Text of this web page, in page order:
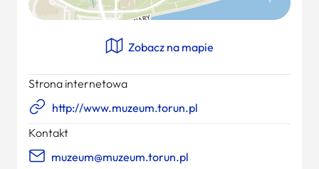
Zobacz na mapie
Strona internetowa
http://www.muzeum.torun.pl
Kontakt
muzeum@muzeum.torun.pl